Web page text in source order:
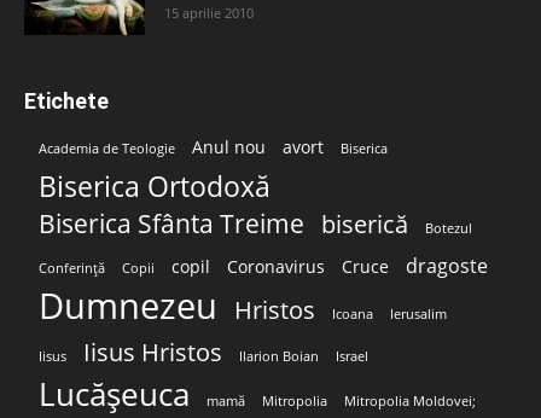
15 aprilie 2010
Etichete
Academia de Teologie Anul nou avort Biserica
Biserica Ortodoxă
Biserica Sfânta Treime biserică Botezul
Conferință Copii copil Coronavirus Cruce dragoste
Dumnezeu Hristos Icoana Ierusalim
Iisus Iisus Hristos Ilarion Boian Israel
Lucășeuca mamă Mitropolia Mitropolia Moldovei;